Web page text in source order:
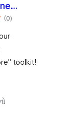
your
(0કુલ
રેટિંગ્સ
)
toolkit!